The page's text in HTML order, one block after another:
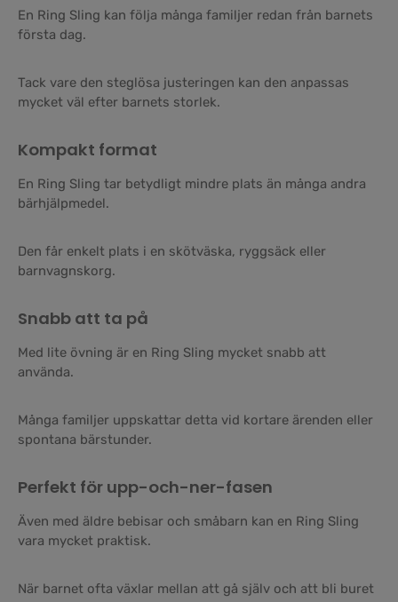
En Ring Sling kan följa många familjer redan från barnets
första dag.
Tack vare den steglösa justeringen kan den anpassas
mycket väl efter barnets storlek.
Kompakt format
En Ring Sling tar betydligt mindre plats än många andra
bärhjälpmedel.
Den får enkelt plats i en skötväska, ryggsäck eller
barnvagnskorg.
Snabb att ta på
Med lite övning är en Ring Sling mycket snabb att
använda.
Många familjer uppskattar detta vid kortare ärenden eller
spontana bärstunder.
Perfekt för upp-och-ner-fasen
Även med äldre bebisar och småbarn kan en Ring Sling
vara mycket praktisk.
När barnet ofta växlar mellan att gå själv och att bli buret